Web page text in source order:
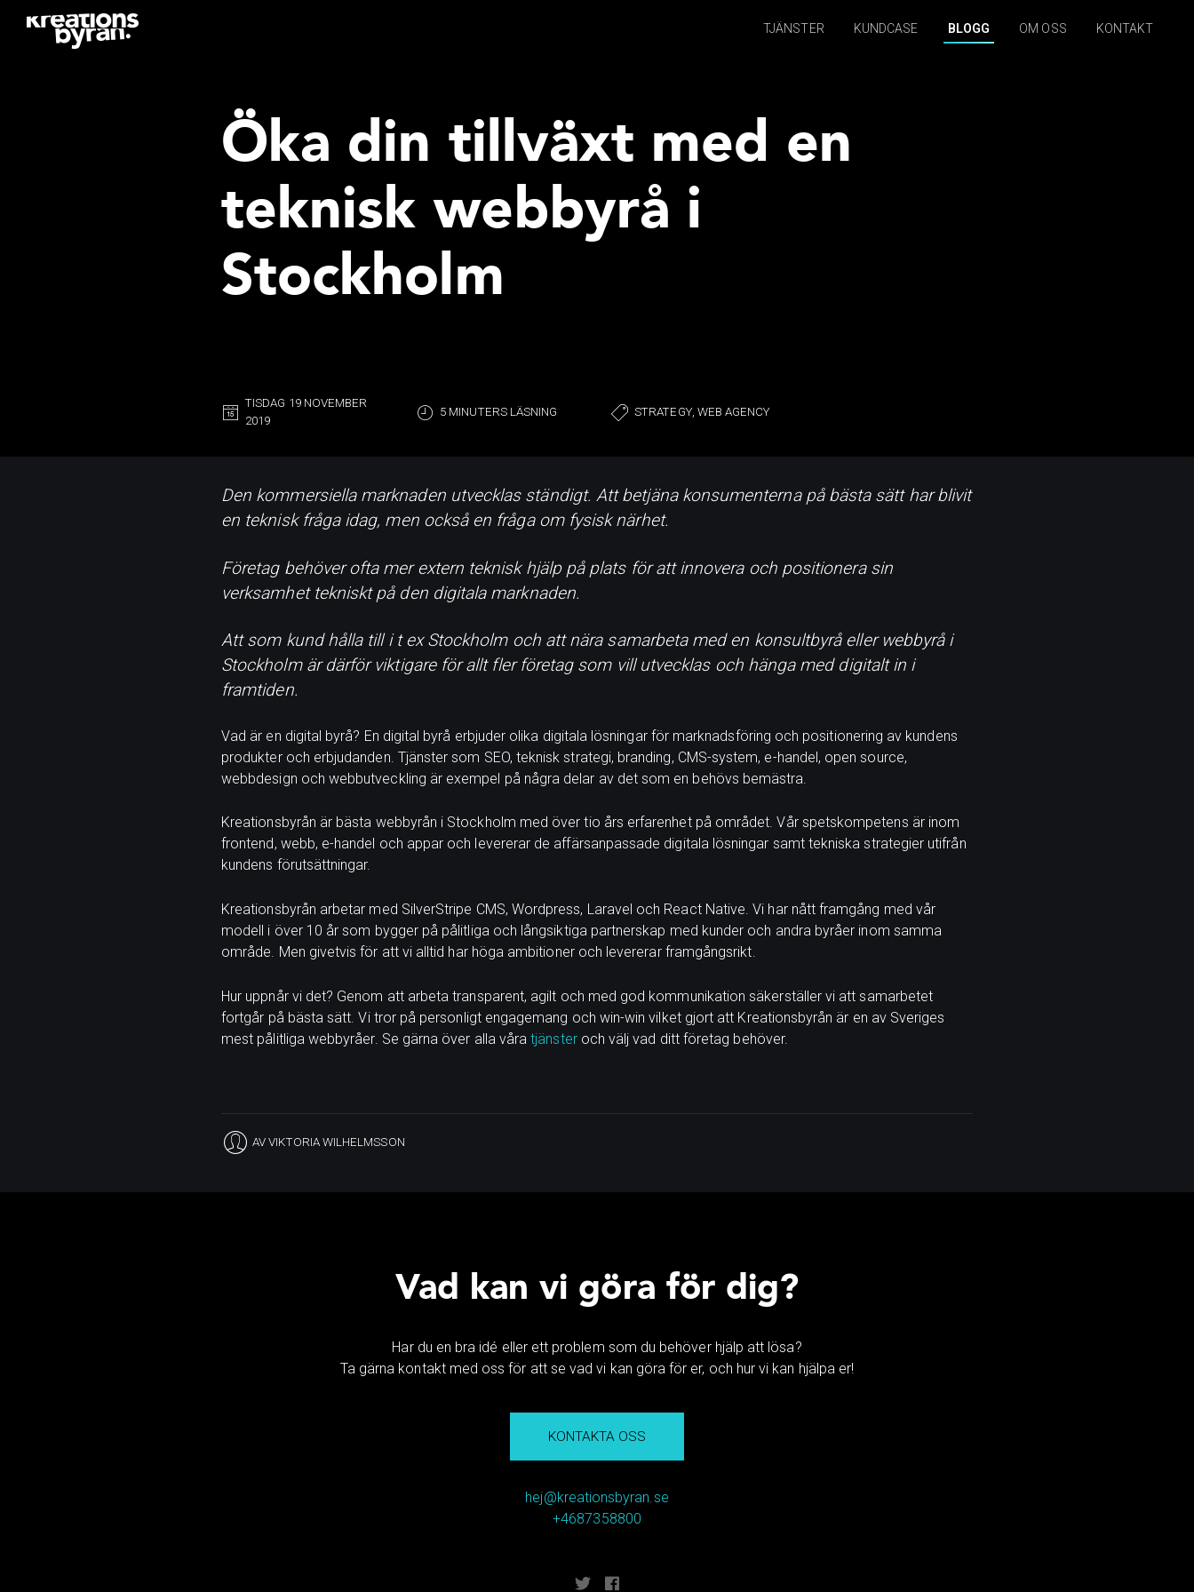
TJÄNSTER KUNDCASE BLOGG OM OSS KONTAKT
Öka din tillväxt med en
teknisk webbyrå i
Stockholm
TISDAG 19 NOVEMBER
2019
5 MINUTERS LÄSNING STRATEGY, WEB AGENCY
Den kommersiella marknaden utvecklas ständigt. Att betjäna konsumenterna på bästa sätt har blivit
en teknisk fråga idag, men också en fråga om fysisk närhet.
Företag behöver ofta mer extern teknisk hjälp på plats för att innovera och positionera sin
verksamhet tekniskt på den digitala marknaden.
Att som kund hålla till i t ex Stockholm och att nära samarbeta med en konsultbyrå eller webbyrå i
Stockholm är därför viktigare för allt fler företag som vill utvecklas och hänga med digitalt in i
framtiden.
Vad är en digital byrå? En digital byrå erbjuder olika digitala lösningar för marknadsföring och positionering av kundens
produkter och erbjudanden. Tjänster som SEO, teknisk strategi, branding, CMS-system, e-handel, open source,
webbdesign och webbutveckling är exempel på några delar av det som en behövs bemästra.
Kreationsbyrån är bästa webbyrån i Stockholm med över tio års erfarenhet på området. Vår spetskompetens är inom
frontend, webb, e-handel och appar och levererar de affärsanpassade digitala lösningar samt tekniska strategier utifrån
kundens förutsättningar.
Kreationsbyrån arbetar med SilverStripe CMS, Wordpress, Laravel och React Native. Vi har nått framgång med vår
modell i över 10 år som bygger på pålitliga och långsiktiga partnerskap med kunder och andra byråer inom samma
område. Men givetvis för att vi alltid har höga ambitioner och levererar framgångsrikt.
Hur uppnår vi det? Genom att arbeta transparent, agilt och med god kommunikation säkerställer vi att samarbetet
fortgår på bästa sätt. Vi tror på personligt engagemang och win-win vilket gjort att Kreationsbyrån är en av Sveriges
mest pålitliga webbyråer. Se gärna över alla våratjänsteroch välj vad ditt företag behöver.
AVVIKTORIA WILHELMSSON
Vad kan vi göra för dig?
Har du en bra idé eller ett problem som du behöver hjälp att lösa?
Ta gärna kontakt med oss för att se vad vi kan göra för er, och hur vi kan hjälpa er!
KONTAKTA OSS
hej@kreationsbyran.se
+4687358800